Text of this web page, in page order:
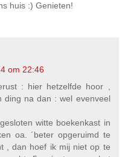
huis :) Genieten!
om 22:46
: hier hetzelfde hoor ,
ding na dan : wel evenveel
witte boekenkast in
oa. ´beter opgeruimd te
, dan hoef ik mij niet op te